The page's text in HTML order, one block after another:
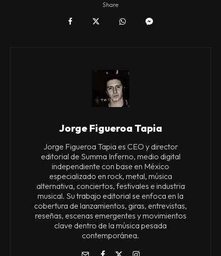
Share
Jorge Figueroa Tapia
Jorge Figueroa Tapia es CEO y director
editorial de Summa Inferno, medio digital
independiente con base en México
especializado en rock, metal, música
alternativa, conciertos, festivales e industria
musical. Su trabajo editorial se enfoca en la
cobertura de lanzamientos, giras, entrevistas,
reseñas, escenas emergentes y movimientos
clave dentro de la música pesada
contemporánea.